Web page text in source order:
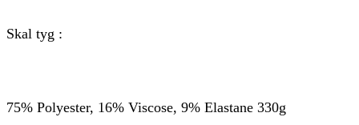
Skal tyg :
75% Polyester, 16% Viscose, 9% Elastane 330g